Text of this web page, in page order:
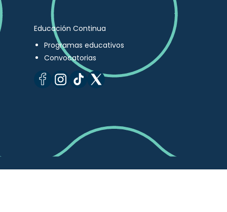
Educación Continua
Programas educativos
Convocatorias